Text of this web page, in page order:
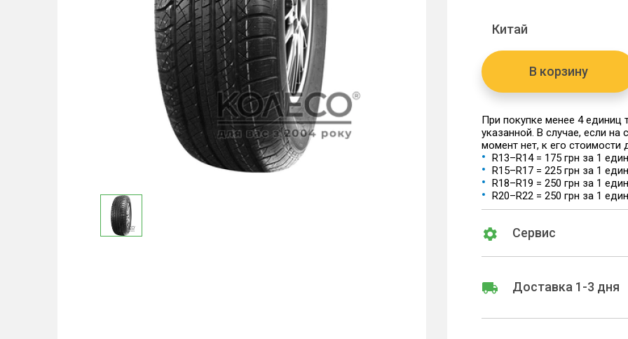
Китай
В корзину
При покупке менее 4
указанной. В случае, если
момент нет, к его стоимости
R13–R14 = 175 грн за 1
R15–R17 = 225 грн за 1
R18–R19 = 250 грн за 1
R20–R22 = 250 грн за 1
Сервис
Доставка 1-3 дня